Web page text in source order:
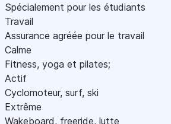
Spécialement pour les étudiants
Travail
Assurance agréée pour le travail
Calme
Fitness, yoga et pilates;
Actif
Cyclomoteur, surf, ski
Extrême
Wakeboard, freeride, lutte